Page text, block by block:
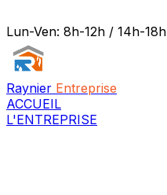
Lun-Ven: 8h-12h / 14h-18h
Raynier Entreprise
ACCUEIL
L'ENTREPRISE